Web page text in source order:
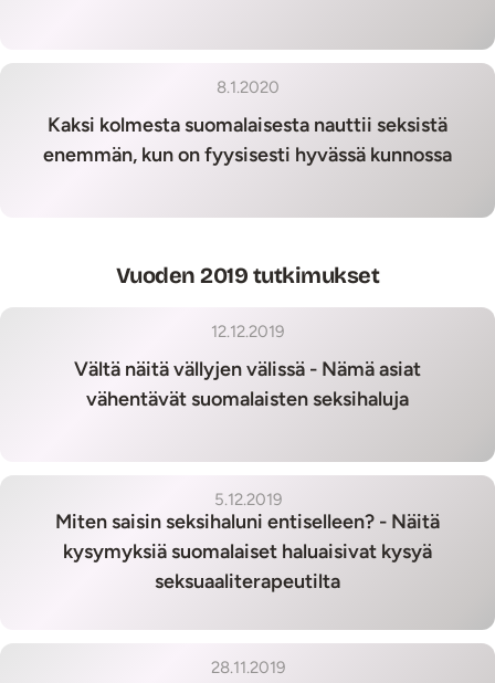
Kaksi kolmesta suomalaisesta nauttii seksistä
enemmän, kun on fyysisesti hyvässä kunnossa
8.1.2020
Vuoden 2019 tutkimukset
Vältä näitä vällyjen välissä - Nämä asiat
vähentävät suomalaisten seksihaluja
12.12.2019
Miten saisin seksihaluni entiselleen? - Näitä
kysymyksiä suomalaiset haluaisivat kysyä
seksuaaliterapeutilta
5.12.2019
28.11.2019